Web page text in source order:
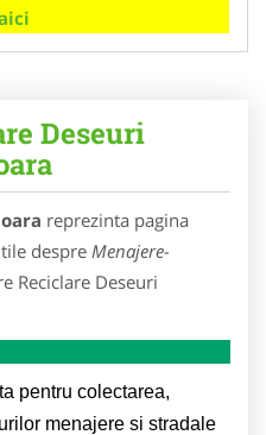
Deseuri
reprezinta pagina
despre Menajere-
Reciclare Deseuri
pentru colectarea,
menajere si stradale